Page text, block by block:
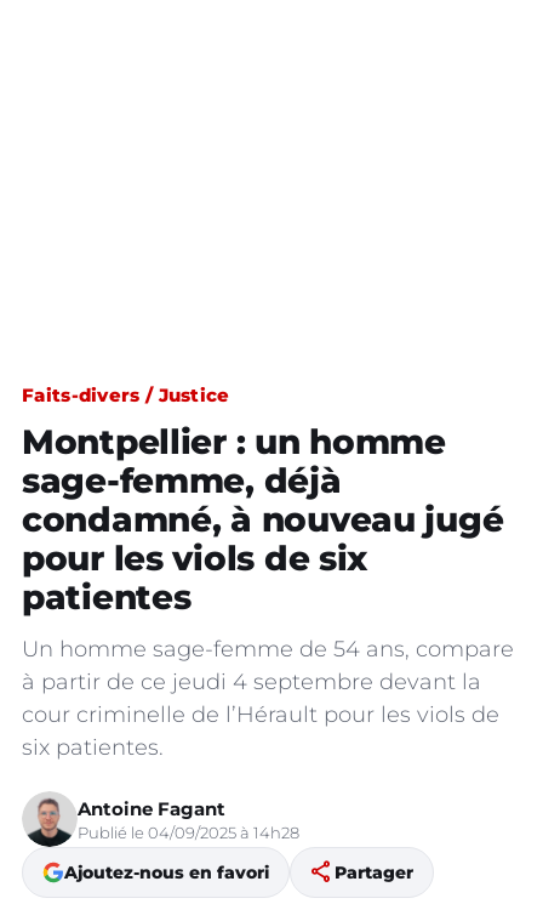
Faits-divers / Justice
Montpellier : un homme
sage-femme, déjà
condamné, à nouveau jugé
pour les viols de six
patientes
Un homme sage-femme de 54 ans, compare
à partir de ce jeudi 4 septembre devant la
cour criminelle de l’Hérault pour les viols de
six patientes.
Antoine Fagant
Publié le 04/09/2025 à 14h28
Ajoutez-nous en favori share Partager